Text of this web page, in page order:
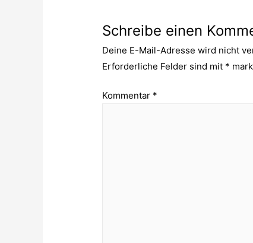
Schreibe einen
Deine E-Mail-Adresse wird nicht
Erforderliche Felder sind mit *
Kommentar *